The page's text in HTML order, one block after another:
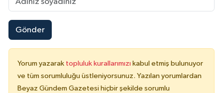
Gönder
Yorum yazarak topluluk kurallarımızı kabul etmiş bulunuyor
ve tüm sorumluluğu üstleniyorsunuz. Yazılan yorumlardan
Beyaz Gündem Gazetesi hiçbir şekilde sorumlu